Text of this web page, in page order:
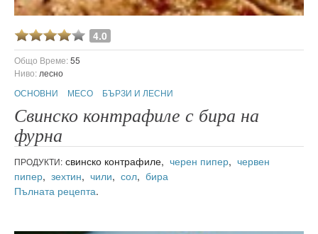
4.0
Общо Време:55
Ниво: лесно
ОСНОВНИ
МЕСО БЪРЗИ И ЛЕСНИ
Свинско контрафиле с бира на
фурна
ПРОДУКТИ: свинско контрафиле, черен пипер, червен
пипер, зехтин, чили, сол, бира
Пълната рецепта.